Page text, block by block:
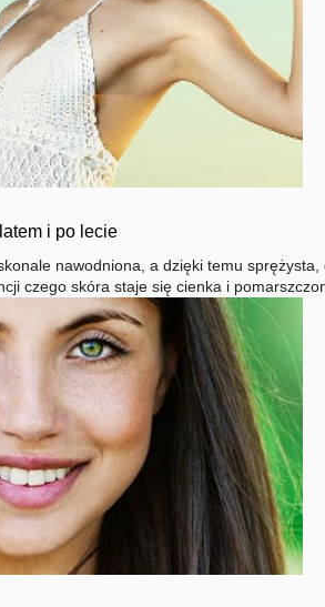
i po lecie
nawodniona, a dzięki temu
czego skóra staje się cienka i